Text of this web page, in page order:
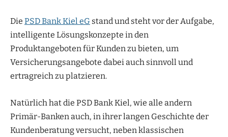
Die PSD Bank Kiel eG stand und steht vor der Aufgabe,
intelligente Lösungskonzepte in den
Produktangeboten für Kunden zu bieten, um
Versicherungsangebote dabei auch sinnvoll und
ertragreich zu platzieren.
Natürlich hat die PSD Bank Kiel, wie alle andern
Primär-Banken auch, in ihrer langen Geschichte der
Kundenberatung versucht, neben klassischen